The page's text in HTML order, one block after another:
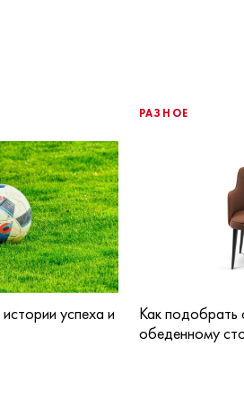
успеха и
РАЗНОЕ
Как подобрать
обеденному